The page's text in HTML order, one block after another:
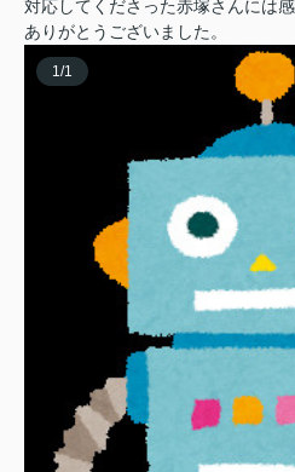
対応してくださった赤塚さんには感
ありがとうございました。
1 /1